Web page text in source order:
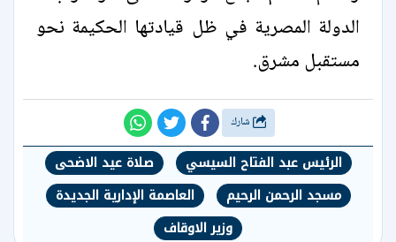
الدولة المصرية في ظل قيادتها الحكيمة نحو
مستقبل مشرق.
الرئيس عبد الفتاح السيسي
صلاة عيد الاضحى
مسجد الرحمن الرحيم
العاصمة الإدارية الجديدة
وزير الاوقاف